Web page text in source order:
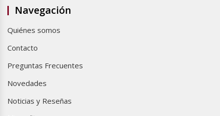
Navegación
Quiénes somos
Contacto
Preguntas Frecuentes
Novedades
Noticias y Reseñas